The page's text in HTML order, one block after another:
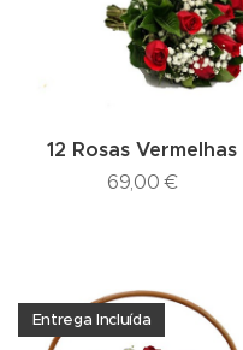
12 Rosas Vermelhas
69,00 €
Entrega Incluída